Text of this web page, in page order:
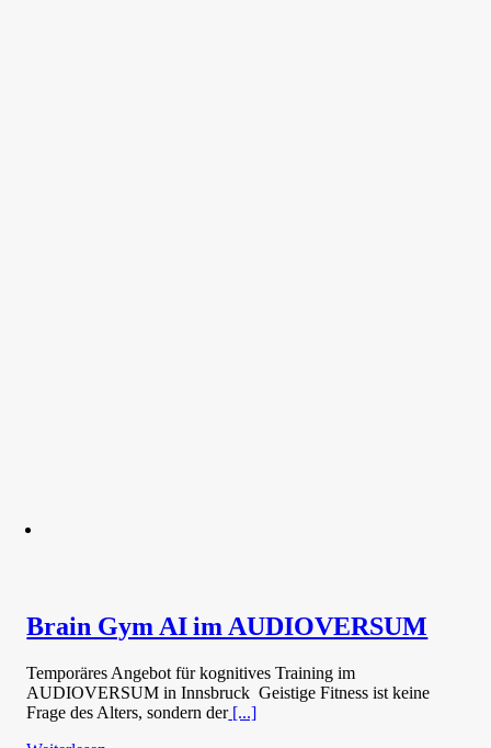
Brain Gym AI im AUDIOVERSUM
Temporäres Angebot für kognitives Training im
AUDIOVERSUM in Innsbruck Geistige Fitness ist keine
Frage des Alters, sondern der[...]